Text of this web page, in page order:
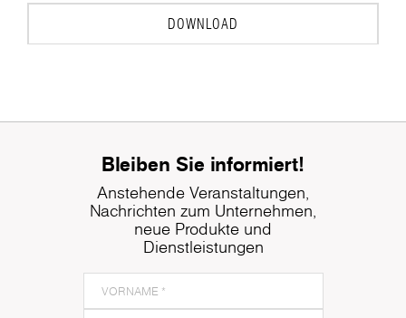
DOWNLOAD
Bleiben Sie informiert!
Anstehende Veranstaltungen,
Nachrichten zum Unternehmen,
neue Produkte und
Dienstleistungen